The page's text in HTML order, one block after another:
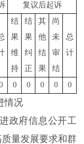
复议后起诉
结
果
维
持
结
果
纠
正
其
他
结
果
尚
未
审
结
总
计
0 0 0 0 0
情况
政府信息公开工
质量发展要求和群